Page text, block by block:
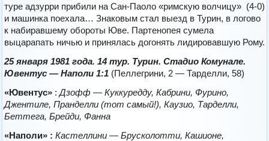
туре адзурри прибили на Сан-Паоло «римскую волчицу» (4-0)
и машинка поехала… Знаковым стал выезд в Турин, в логово
к набиравшему обороты Юве. Партенопея сумела
выцарапать ничью и принялась догонять лидировавшую Рому.
25 января 1981 года. 14 тур. Турин. Стадио Комунале.
Ювентус — Наполи 1:1 (Пеллегрини, 2 — Тарделли, 58)
«Ювентус» :Дзофф — Куккуредду, Кабрини, Фурино,
Джентиле, Пранделли (тот самый!), Каузио, Тарделли,
Беттега, Брейди, Фанна
«Наполи» : Кастеллини — Брусколотти, Кашионе,